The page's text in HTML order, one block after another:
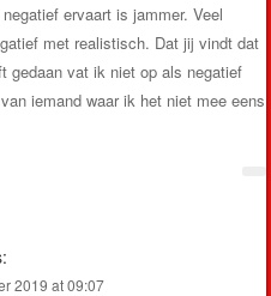
ervaart is jammer. Veel
met realistisch. Dat jij vindt dat
gedaan vat ik niet op als negatief
iemand waar ik het niet mee eens
2019 at 09:07